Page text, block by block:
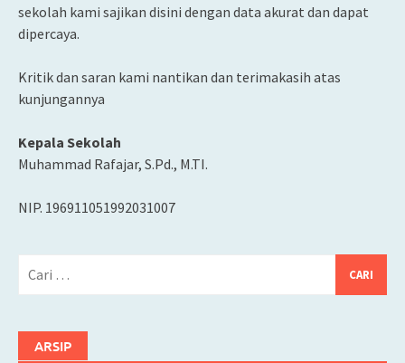
sekolah kami sajikan disini dengan data akurat dan dapat
dipercaya.
Kritik dan saran kami nantikan dan terimakasih atas
kunjungannya
Kepala Sekolah
Muhammad Rafajar, S.Pd., M.TI.
NIP. 196911051992031007
ARSIP